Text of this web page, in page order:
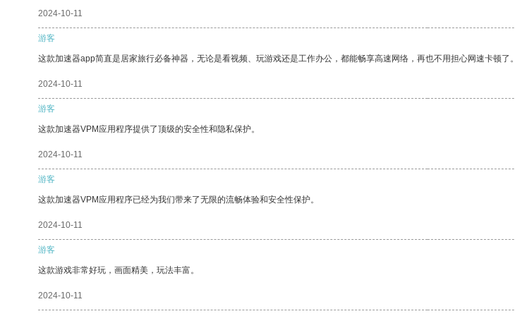
2024-10-11
游客
这款加速器app简直是居家旅行必备神器，无论是看视频、玩游戏还是工作办公，都能畅享高速网络，再也不用担心网速卡顿了。
2024-10-11
游客
这款加速器VPM应用程序提供了顶级的安全性和隐私保护。
2024-10-11
游客
这款加速器VPM应用程序已经为我们带来了无限的流畅体验和安全性保护。
2024-10-11
游客
这款游戏非常好玩，画面精美，玩法丰富。
2024-10-11